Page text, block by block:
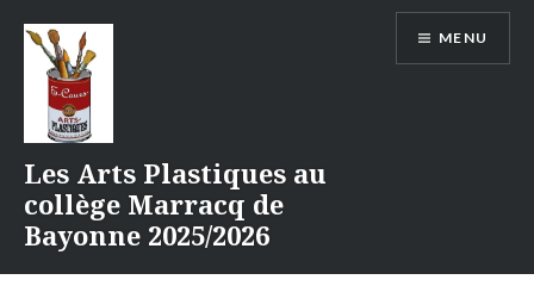
contenu
Les Arts Plastiques au
collège Marracq de
Bayonne 2025/2026
MENU